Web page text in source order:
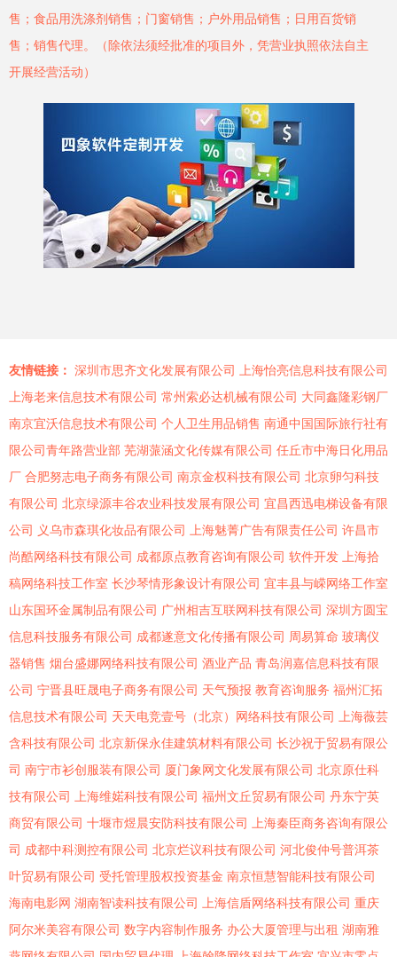
售；食品用洗涤剂销售；门窗销售；户外用品销售；日用百货销
售；销售代理。（除依法须经批准的项目外，凭营业执照依法自主
开展经营活动）
友情链接： 深圳市思齐文化发展有限公司
上海怡亮信息科技有限公司
上海老来信息技术有限公司 常州索必达机械有限公司 大同鑫隆彩钢厂
南京宜沃信息技术有限公司 个人卫生用品销售 南通中国国际旅行社有
限公司青年路营业部 芜湖蒎涵文化传媒有限公司 任丘市中海日化用品
厂 合肥努志电子商务有限公司 南京金权科技有限公司 北京卵匀科技
有限公司 北京绿源丰谷农业科技发展有限公司 宜昌西迅电梯设备有限
公司
义乌市森琪化妆品有限公司 上海魅菁广告有限责任公司 许昌市
尚酷网络科技有限公司 成都原点教育咨询有限公司 软件开发
上海拾
稿网络科技工作室 长沙琴情形象设计有限公司 宜丰县与嵘网络工作室
山东国环金属制品有限公司 广州相吉互联网科技有限公司 深圳方圆宝
信息科技服务有限公司 成都遂意文化传播有限公司 周易算命 玻璃仪
器销售 烟台盛娜网络科技有限公司 酒业产品 青岛润嘉信息科技有限
公司 宁晋县旺晟电子商务有限公司 天气预报 教育咨询服务 福州汇拓
信息技术有限公司 天天电竞壹号（北京）网络科技有限公司
上海薇芸
含科技有限公司 北京新保永佳建筑材料有限公司 长沙祝于贸易有限公
司 南宁市衫创服装有限公司 厦门象网文化发展有限公司 北京原仕科
技有限公司
上海维婼科技有限公司 福州文丘贸易有限公司 丹东宁英
商贸有限公司 十堰市煜晨安防科技有限公司
上海秦臣商务咨询有限公
司 成都中科测控有限公司 北京烂议科技有限公司 河北俊仲号普洱茶
叶贸易有限公司 受托管理股权投资基金 南京恒慧智能科技有限公司
海南电影网 湖南智读科技有限公司 上海信盾网络科技有限公司 重庆
阿尔米美容有限公司 数字内容制作服务 办公大厦管理与出租 湖南雅